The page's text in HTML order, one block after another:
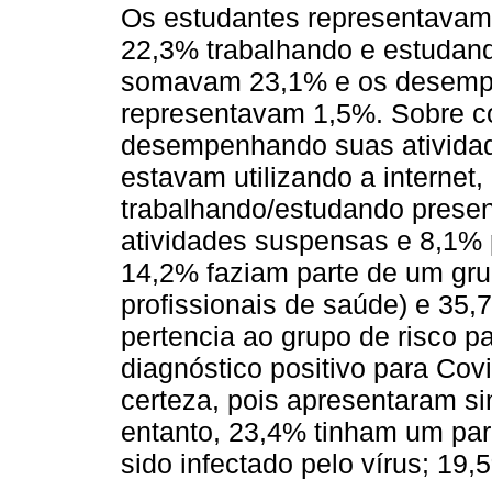
Os estudantes
22,3% trabalhando e
somavam 23,1% e os
representavam 1,5%. Sobre
desempenhando suas
estavam utilizando a
trabalhando/estudando
atividades suspensas e
14,2% faziam parte de um
profissionais de saúde) e
pertencia ao grupo de risco
diagnóstico positivo para
certeza, pois apresentaram
entanto, 23,4% tinham um
sido infectado pelo vírus;